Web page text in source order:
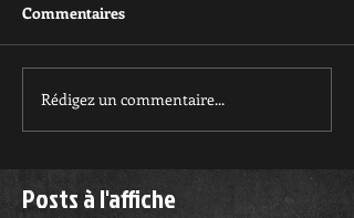
Commentaires
Rédigez un commentaire...
Posts à l'affiche